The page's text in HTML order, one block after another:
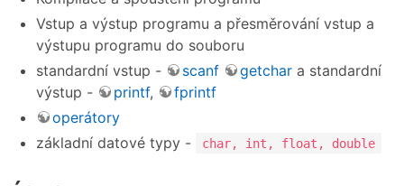
Vstup a výstup programu a přesměrování vstup a
výstupu programu do souboru
standardní vstup -
scanf getchar a standardní
výstup -
printf,
fprintf
operátory
základní datové typy -
char, int, float, double